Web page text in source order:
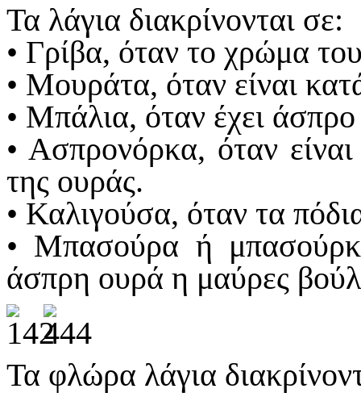
Τα λάγια διακρίνονται σε:
• Γρίβα, όταν το χρώμα
• Μουράτα, όταν είναι
• Μπάλια, όταν έχει
• Ασπρονόρκα, όταν
της ουράς.
• Καλιγούσα, όταν τα
• Μπασούρα ή
άσπρη ουρά η μαύρες
Τα φλώρα λάγια